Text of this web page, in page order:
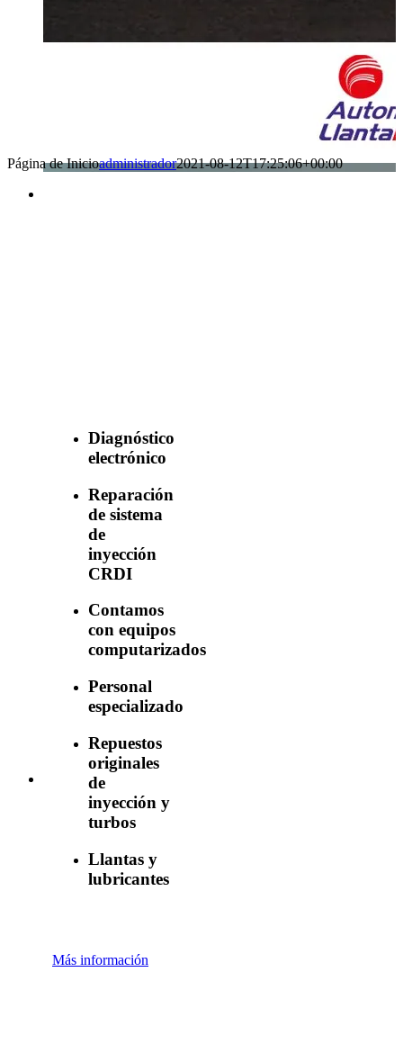
Página de Inicioadministrador2021-08-12T17:25:06+00:00
Diagnóstico
electrónico
Reparación
de sistema
de
inyección
CRDI
Contamos
con equipos
computarizados
Personal
especializado
Repuestos
originales
de
inyección y
turbos
Llantas y
lubricantes
Más información